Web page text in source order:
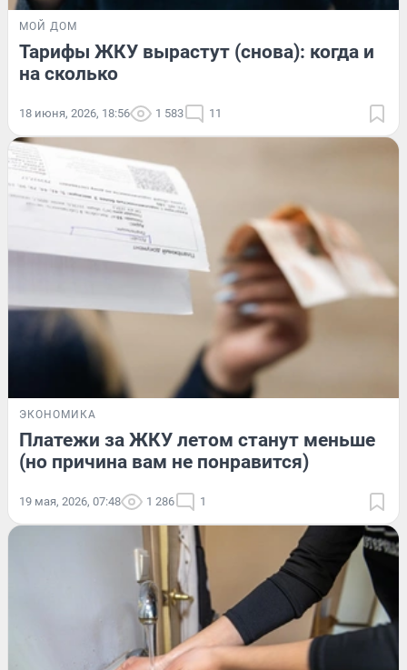
МОЙ ДОМ
Тарифы ЖКУ вырастут (снова): когда и
на сколько
18 июня, 2026, 18:56 1 583 11
ЭКОНОМИКА
Платежи за ЖКУ летом станут меньше
(но причина вам не понравится)
19 мая, 2026, 07:48 1 286 1